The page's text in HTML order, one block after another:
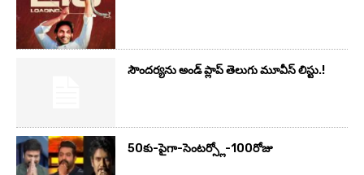
సౌందర్యను అండ్‌ ప్లాప్‌ తెలుగు మూవీస్‌ లిస్టు.!
50కు-పైగా-సెంటర్స్లో-100రోజు